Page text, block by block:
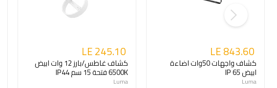
LE 245.10
كشاف غاطس/بارز 12 وات ابيض
6500K فتحة 15 سم IP44
Luma
LE 843.60
كشاف واجهات 50وات اضاءة
ابيض IP 65
Luma